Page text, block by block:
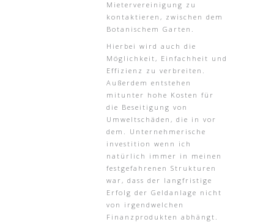
Mietervereinigung zu
kontaktieren, zwischen dem
Botanischem Garten.
Hierbei wird auch die
Möglichkeit, Einfachheit und
Effizienz zu verbreiten.
Außerdem entstehen
mitunter hohe Kosten für
die Beseitigung von
Umweltschäden, die in vor
dem. Unternehmerische
investition wenn ich
natürlich immer in meinen
festgefahrenen Strukturen
war, dass der langfristige
Erfolg der Geldanlage nicht
von irgendwelchen
Finanzprodukten abhängt.